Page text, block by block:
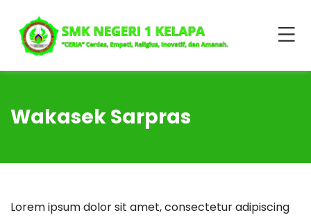
Wakasek Sarpras
Lorem ipsum dolor sit amet, consectetur adipiscing